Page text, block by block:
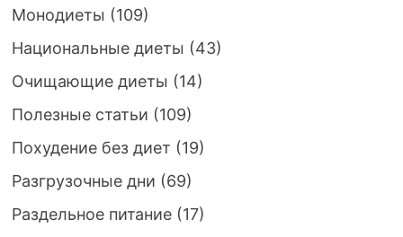
Монодиеты (109)
Национальные диеты (43)
Очищающие диеты (14)
Полезные статьи (109)
Похудение без диет (19)
Разгрузочные дни (69)
Раздельное питание(17)